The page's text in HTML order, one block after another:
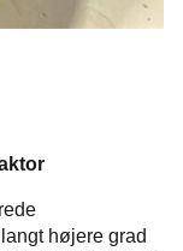
højere grad